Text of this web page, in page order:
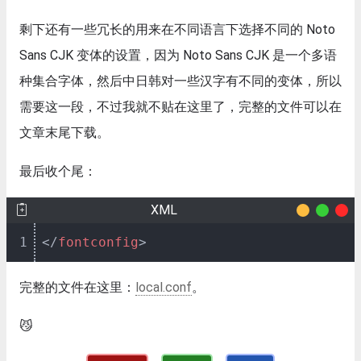
剩下还有一些冗长的用来在不同语言下选择不同的 Noto
Sans CJK 变体的设置，因为 Noto Sans CJK 是一个多语
种集合字体，然后中日韩对一些汉字有不同的变体，所以
需要这一段，不过我就不贴在这里了，完整的文件可以在
文章末尾下载。
最后收个尾：
XML
1 </fontconfig>
完整的文件在这里： local.conf。
😼